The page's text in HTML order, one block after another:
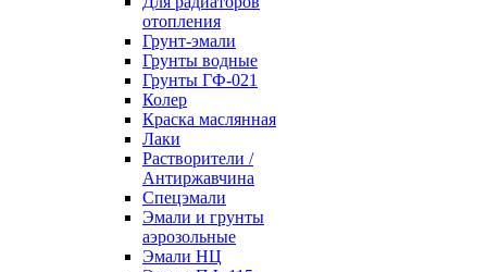
отопления
Грунт-эмали
Грунты водные
Грунты ГФ-021
Колер
Краска маслянная
Лаки
Растворители /
Антиржавчина
Спецэмали
Эмали и грунты
аэрозольные
Эмали НЦ